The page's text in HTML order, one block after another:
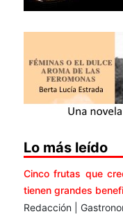
Lo más leído
Cinco frutas que
tienen grandes
Redacción |